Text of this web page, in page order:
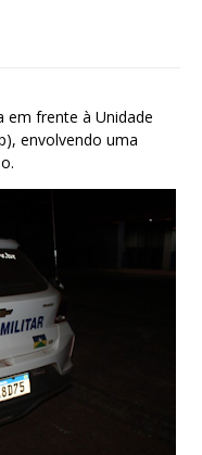
em frente à Unidade
envolvendo uma